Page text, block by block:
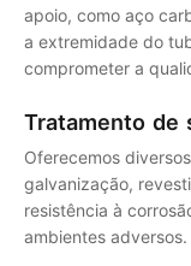
apoio, como aço
a extremidade do
comprometer a
Tratamento de
Oferecemos
galvanização,
resistência à
ambientes adversos.